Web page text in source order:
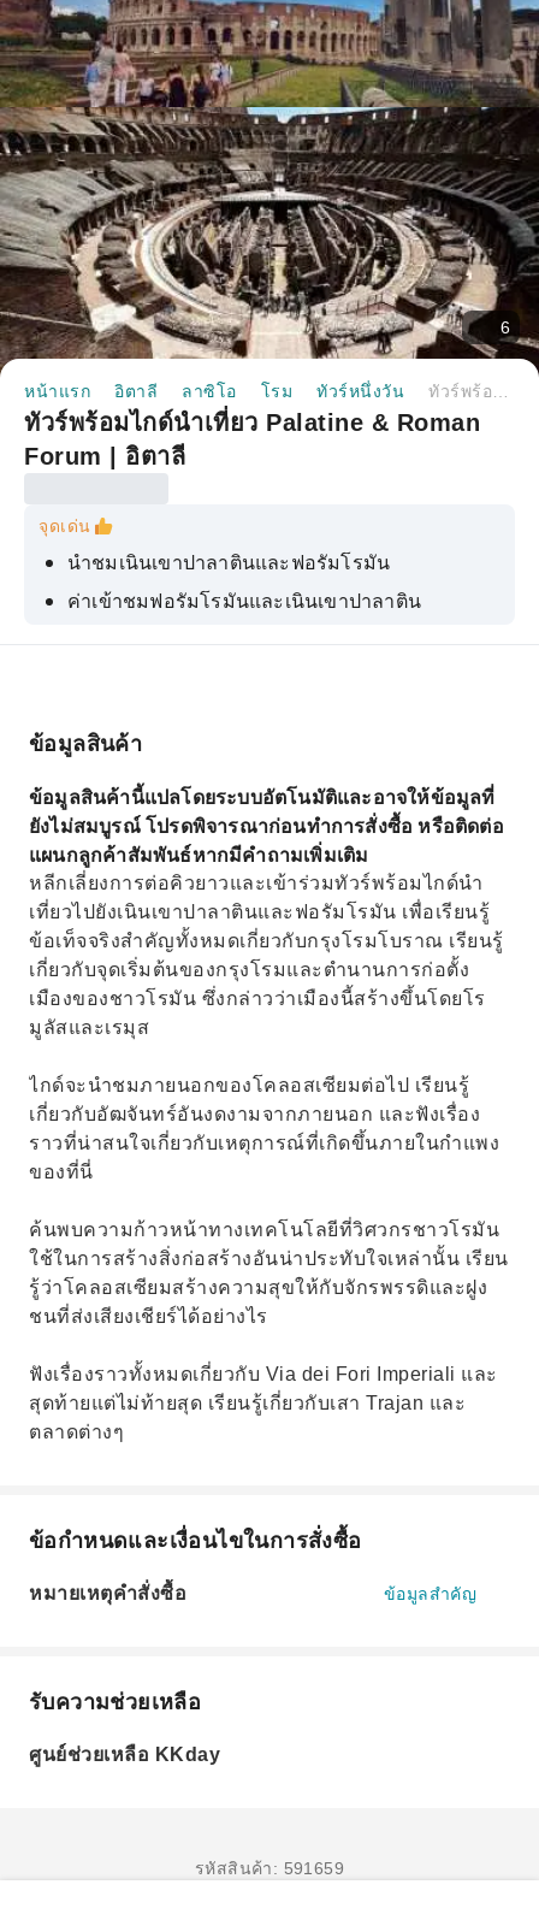
6
หน้าแรก อิตาลี ลาซิโอ โรม ทัวร์หนึ่งวัน
ทัวร์พร้อมไกด์นำเที่ยว Palatine & Roman
Forum | อิตาลี
จุดเด่น
นำชมเนินเขาปาลาตินและฟอรัมโรมัน
ค่าเข้าชมฟอรัมโรมันและเนินเขาปาลาติน
ทิวทัศน์แบบพาโนรามาที่น่าจดจำ
ข้อมูลสินค้า
ข้อมูลสินค้านี้แปลโดยระบบอัตโนมัติและอาจให้ข้อมูลที่
ยังไม่สมบูรณ์ โปรดพิจารณาก่อนทำการสั่งซื้อ หรือติดต่อ
แผนกลูกค้าสัมพันธ์หากมีคำถามเพิ่มเติม
หลีกเลี่ยงการต่อคิวยาวและเข้าร่วมทัวร์พร้อมไกด์นำ
เที่ยวไปยังเนินเขาปาลาตินและฟอรัมโรมัน เพื่อเรียนรู้
ข้อเท็จจริงสำคัญทั้งหมดเกี่ยวกับกรุงโรมโบราณ เรียนรู้
เกี่ยวกับจุดเริ่มต้นของกรุงโรมและตำนานการก่อตั้ง
เมืองของชาวโรมัน ซึ่งกล่าวว่าเมืองนี้สร้างขึ้นโดยโร
มูลัสและเรมุส
ไกด์จะนำชมภายนอกของโคลอสเซียมต่อไป เรียนรู้
เกี่ยวกับอัฒจันทร์อันงดงามจากภายนอก และฟังเรื่อง
ราวที่น่าสนใจเกี่ยวกับเหตุการณ์ที่เกิดขึ้นภายในกำแพง
ของที่นี่
ค้นพบความก้าวหน้าทางเทคโนโลยีที่วิศวกรชาวโรมัน
ใช้ในการสร้างสิ่งก่อสร้างอันน่าประทับใจเหล่านั้น เรียน
รู้ว่าโคลอสเซียมสร้างความสุขให้กับจักรพรรดิและฝูง
ชนที่ส่งเสียงเชียร์ได้อย่างไร
ฟังเรื่องราวทั้งหมดเกี่ยวกับ Via dei Fori Imperiali และ
สุดท้ายแต่ไม่ท้ายสุด เรียนรู้เกี่ยวกับเสา Trajan และ
ตลาดต่างๆ
ข้อกำหนดและเงื่อนไขในการสั่งซื้อ
หมายเหตุคำสั่งซื้อ ข้อมูลสำคัญ
รับความช่วยเหลือ
ศูนย์ช่วยเหลือ KKday
รหัสสินค้า: 591659